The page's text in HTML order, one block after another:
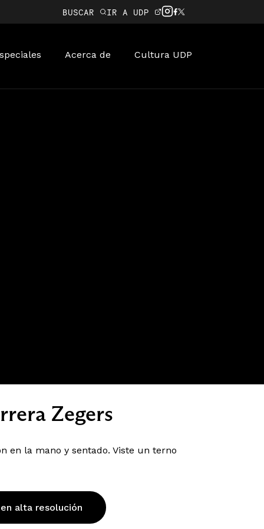
BUSCAR IR A UDP
Acerca de Cultura UDP
Zegers
en la mano y sentado. Viste un terno
alta resolución